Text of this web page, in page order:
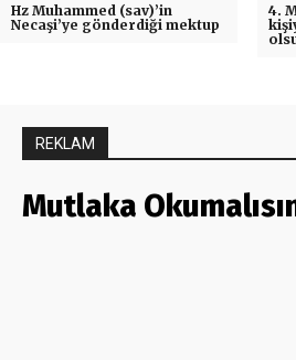
Hz Muhammed (sav)’in
Necaşi’ye gönderdiği mektup
4.
REKLAM
Mutlaka